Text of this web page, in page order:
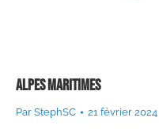
Alpes Maritimes
Par StephSC 21 février 2024